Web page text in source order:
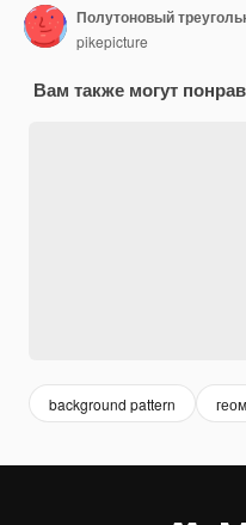
Полутоновый
pikepicture
Вам также могут
background pattern